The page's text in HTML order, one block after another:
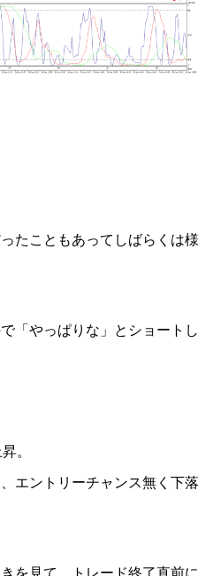
たこともあってしばらくは様
「やっぱりな」とショートし
。
エントリーチャンス無く下落
を見て、トレード終了直前に